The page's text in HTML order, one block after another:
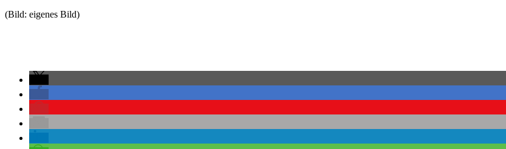
(Bild: eigenes Bild)